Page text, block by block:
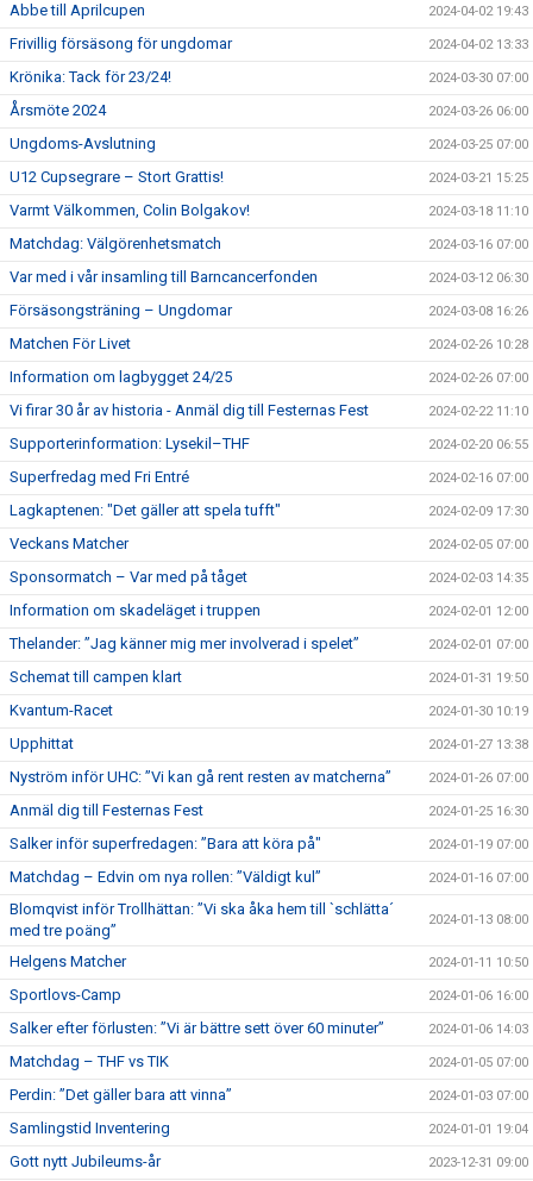
Abbe till Aprilcupen 2024-04-02 19:43
Frivillig försäsong för ungdomar 2024-04-02 13:33
Krönika: Tack för 23/24! 2024-03-30 07:00
Årsmöte 2024 2024-03-26 06:00
Ungdoms-Avslutning 2024-03-25 07:00
U12 Cupsegrare – Stort Grattis! 2024-03-21 15:25
Varmt Välkommen, Colin Bolgakov! 2024-03-18 11:10
Matchdag: Välgörenhetsmatch 2024-03-16 07:00
Var med i vår insamling till Barncancerfonden 2024-03-12 06:30
Försäsongsträning – Ungdomar 2024-03-08 16:26
Matchen För Livet 2024-02-26 10:28
Information om lagbygget 24/25 2024-02-26 07:00
Vi firar 30 år av historia - Anmäl dig till Festernas Fest 2024-02-22 11:10
Supporterinformation: Lysekil–THF 2024-02-20 06:55
Superfredag med Fri Entré 2024-02-16 07:00
Lagkaptenen: "Det gäller att spela tufft" 2024-02-09 17:30
Veckans Matcher 2024-02-05 07:00
Sponsormatch – Var med på tåget 2024-02-03 14:35
Information om skadeläget i truppen 2024-02-01 12:00
Thelander: ”Jag känner mig mer involverad i spelet” 2024-02-01 07:00
Schemat till campen klart 2024-01-31 19:50
Kvantum-Racet 2024-01-30 10:19
Upphittat 2024-01-27 13:38
Nyström inför UHC: ”Vi kan gå rent resten av matcherna” 2024-01-26 07:00
Anmäl dig till Festernas Fest 2024-01-25 16:30
Salker inför superfredagen: ”Bara att köra på" 2024-01-19 07:00
Matchdag – Edvin om nya rollen: ”Väldigt kul” 2024-01-16 07:00
Blomqvist inför Trollhättan: ”Vi ska åka hem till `schlätta´
med tre poäng”
2024-01-13 08:00
Helgens Matcher 2024-01-11 10:50
Sportlovs-Camp 2024-01-06 16:00
Salker efter förlusten: ”Vi är bättre sett över 60 minuter” 2024-01-06 14:03
Matchdag – THF vs TIK 2024-01-05 07:00
Perdin: ”Det gäller bara att vinna” 2024-01-03 07:00
Samlingstid Inventering 2024-01-01 19:04
Gott nytt Jubileums-år 2023-12-31 09:00